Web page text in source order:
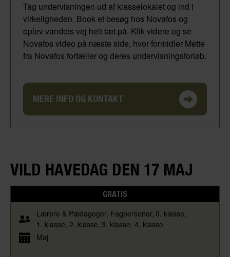
Tag undervisningen ud af klasselokalet og ind i
virkeligheden. Book et besøg hos Novafos og
oplev vandets vej helt tæt på. Klik videre og se
Novafos video på næste side, hvor formidler Mette
fra Novafos fortæller og deres undervisningsforløb.
MERE INFO OG KONTAKT
VILD HAVEDAG DEN 17 MAJ
GRATIS
Lærere & Pædagoger Fagpersoner 0. klasse
1. klasse 2. klasse 3. klasse 4. klasse
Maj